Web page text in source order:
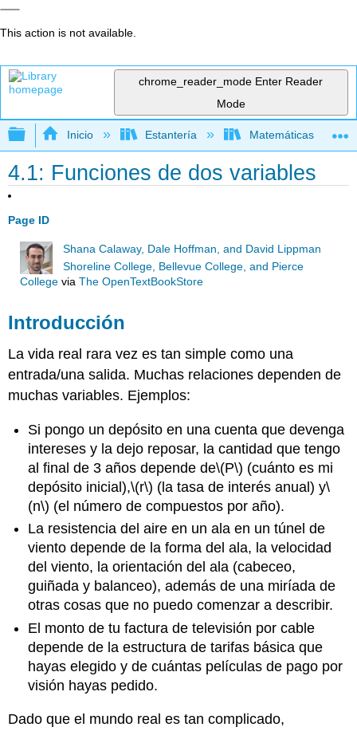
This action is not available.
chrome_reader_mode Enter Reader
Mode
Expandir/contraer jerarquía global
Inicio Estantería Matemáticas
4.1: Funciones de dos variables
Page ID
Shana Calaway, Dale Hoffman, and David Lippman
Shoreline College, Bellevue College, and Pierce
Collegevia The OpenTextBookStore
Introducción
La vida real rara vez es tan simple como una
entrada/una salida. Muchas relaciones dependen de
muchas variables. Ejemplos:
Si pongo un depósito en una cuenta que devenga
intereses y la dejo reposar, la cantidad que tengo
al final de 3 años depende de\(P\) (cuánto es mi
depósito inicial),\(r\) (la tasa de interés anual) y\
(n\) (el número de compuestos por año).
La resistencia del aire en un ala en un túnel de
viento depende de la forma del ala, la velocidad
del viento, la orientación del ala (cabeceo,
guiñada y balanceo), además de una miríada de
otras cosas que no puedo comenzar a describir.
El monto de tu factura de televisión por cable
depende de la estructura de tarifas básica que
hayas elegido y de cuántas películas de pago por
visión hayas pedido.
Dado que el mundo real es tan complicado,